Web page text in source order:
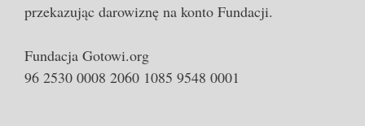
przekazując darowiznę na konto Fundacji.
Fundacja Gotowi.org
96 2530 0008 2060 1085 9548 0001